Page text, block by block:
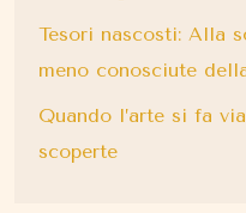
Tesori nascosti: Alla
meno conosciute
Quando l’arte si fa
scoperte